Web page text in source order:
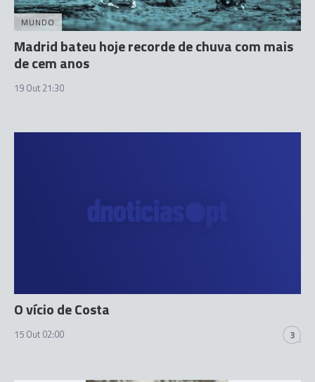
MUNDO
Madrid bateu hoje recorde de chuva com mais
de cem anos
19 Out 21:30
O vício de Costa
15 Out 02:00 3